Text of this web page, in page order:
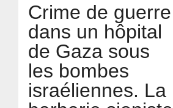
Crime de guerre
dans un hôpital
de Gaza sous
les bombes
israéliennes. La